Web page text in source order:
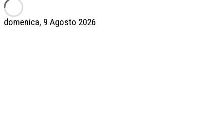
domenica, 9 Agosto 2026